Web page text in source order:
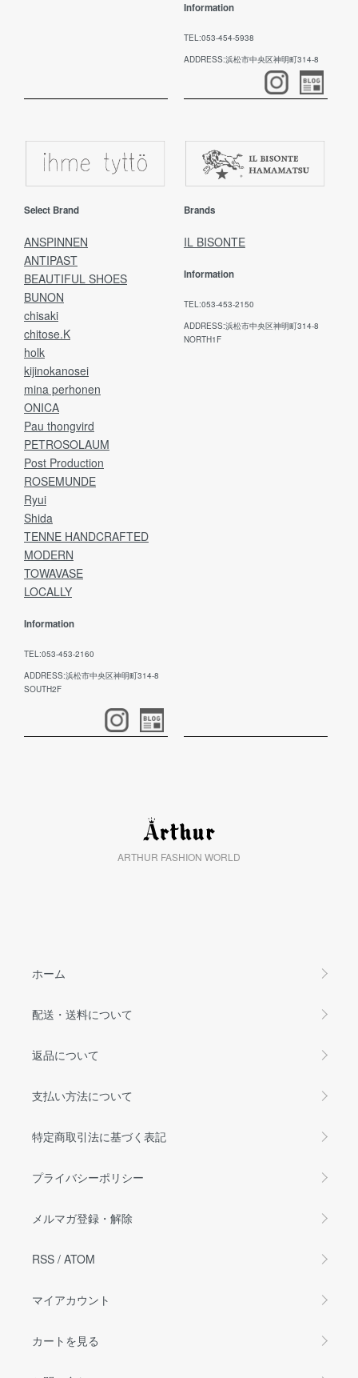
Information
TEL:053-454-5938
ADDRESS:浜松市中央区神明町314-8
Select Brand
ANSPINNEN
ANTIPAST
BEAUTIFUL SHOES
BUNON
chisaki
chitose.K
holk
kijinokanosei
mina perhonen
ONICA
Pau thongvird
PETROSOLAUM
Post Production
ROSEMUNDE
Ryui
Shida
TENNE HANDCRAFTED
MODERN
TOWAVASE
LOCALLY
Information
TEL:053-453-2160
ADDRESS:浜松市中央区神明町314-8
SOUTH2F
Brands
IL BISONTE
Information
TEL:053-453-2150
ADDRESS:浜松市中央区神明町314-8
NORTH1F
ARTHUR FASHION WORLD
ホーム
配送・送料について
返品について
支払い方法について
特定商取引法に基づく表記
プライバシーポリシー
メルマガ登録・解除
RSS / ATOM
マイアカウント
カートを見る